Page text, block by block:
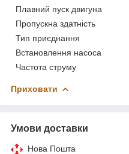
Плавний пуск двигуна
Пропускна здатність
Тип приєднання
Встановлення насоса
Частота струму
Приховати
Умови доставки
Нова Пошта